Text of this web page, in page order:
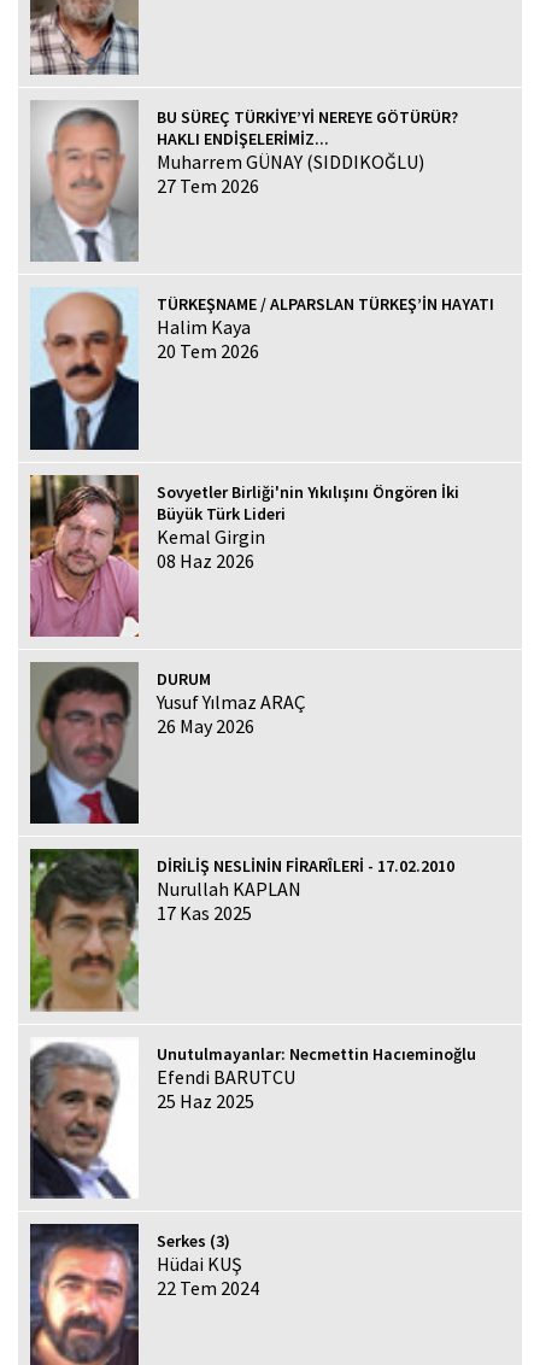
BU SÜREÇ TÜRKİYE’Yİ NEREYE GÖTÜRÜR?
HAKLI ENDİŞELERİMİZ...
Muharrem GÜNAY (SIDDIKOĞLU)
27 Tem 2026
TÜRKEŞNAME / ALPARSLAN TÜRKEŞ’İN HAYATI
Halim Kaya
20 Tem 2026
Sovyetler Birliği'nin Yıkılışını Öngören İki
Büyük Türk Lideri
Kemal Girgin
08 Haz 2026
DURUM
Yusuf Yılmaz ARAÇ
26 May 2026
DİRİLİŞ NESLİNİN FİRARÎLERİ - 17.02.2010
Nurullah KAPLAN
17 Kas 2025
Unutulmayanlar: Necmettin Hacıeminoğlu
Efendi BARUTCU
25 Haz 2025
Serkes (3)
Hüdai KUŞ
22 Tem 2024